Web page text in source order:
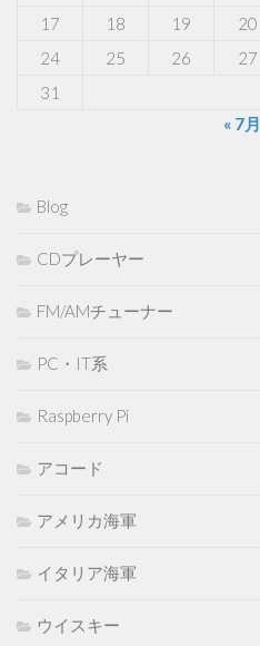
17
18 19 20
24
25 26 27
31
« 7月
Blog
CDプレーヤー
FM/AMチューナー
PC・IT系
Raspberry Pi
アコード
アメリカ海軍
イタリア海軍
ウイスキー